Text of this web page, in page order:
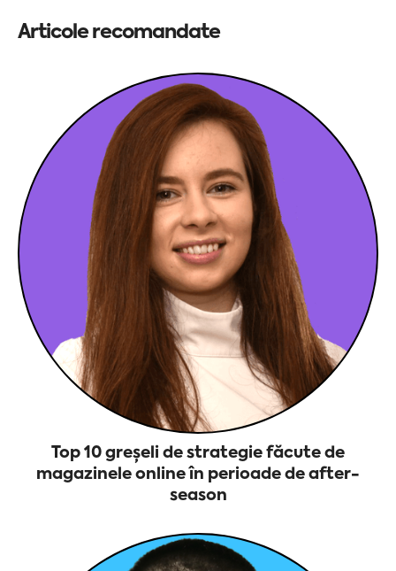
Articole recomandate
Top 10 greșeli de strategie făcute de
magazinele online în perioade de after-
season